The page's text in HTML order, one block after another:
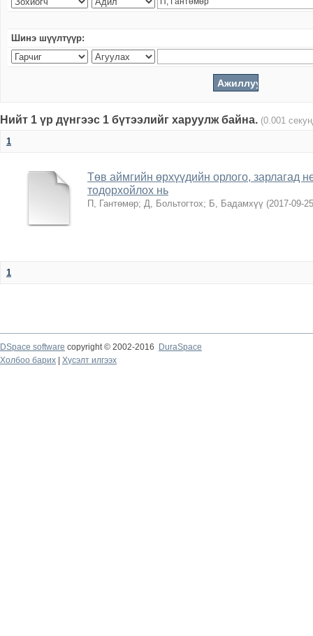
Шинэ шүүлтүүр:
Нийт 1 үр дүнгээс 1 бүтээлийг харуулж байна. (0.001
1
Төв аймгийн өрхүүдийн орлого, зарлагад
тодорхойлох нь
П, Гантөмөр; Д, Больтогтох; Б, Бадамхүү (2017-09-25
1
DSpace software copyright © 2002-2016
DuraSpace
Холбоо барих
Хүсэлт илгээх